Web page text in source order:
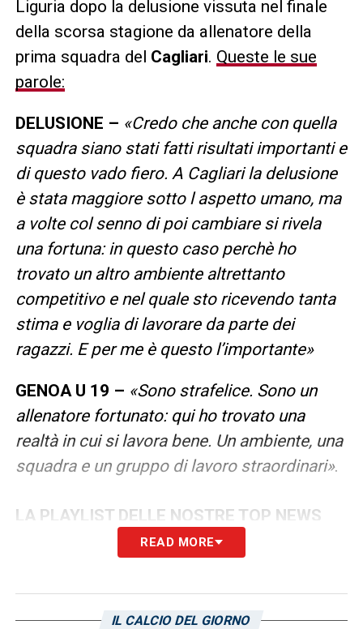
Liguria dopo la delusione vissuta nel finale
della scorsa stagione da allenatore della
prima squadra del Cagliari. Queste le sue
parole:
DELUSIONE – «Credo che anche con quella
squadra siano stati fatti risultati importanti e
di questo vado fiero. A Cagliari la delusione
è stata maggiore sotto l aspetto umano, ma
a volte col senno di poi cambiare si rivela
una fortuna: in questo caso perchè ho
trovato un altro ambiente altrettanto
competitivo e nel quale sto ricevendo tanta
stima e voglia di lavorare da parte dei
ragazzi. E per me è questo l’importante»
GENOA U 19 – «Sono strafelice. Sono un
allenatore fortunato: qui ho trovato una
realtà in cui si lavora bene. Un ambiente, una
squadra e un gruppo di lavoro straordinari».
LA PLAYLIST DELLE NOSTRE TOP NEWS
READ MORE
IL CALCIO DEL GIORNO